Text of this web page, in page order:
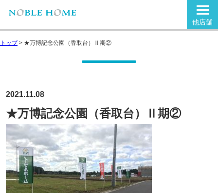
他店舗
トップ> ★万博記念公園（香取台）Ⅱ期②
2021.11.08
★万博記念公園（香取台）Ⅱ期②